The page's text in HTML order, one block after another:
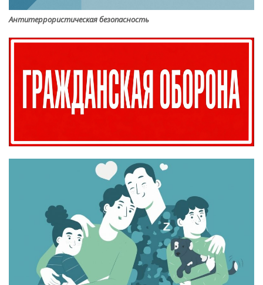
Антитеррористическая безопасность